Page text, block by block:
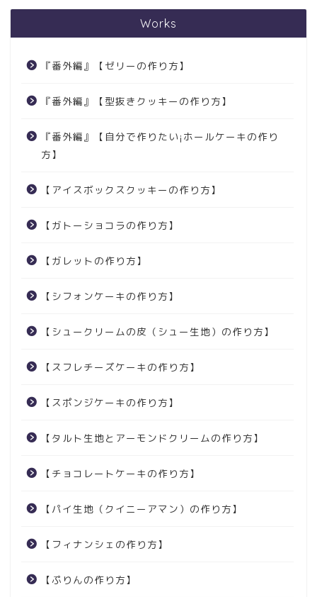
Works
『番外編』【ゼリーの作り方】
『番外編』【型抜きクッキーの作り方】
『番外編』【自分で作りたい¡ホールケーキの作り
方】
【アイスボックスクッキーの作り方】
【ガトーショコラの作り方】
【ガレットの作り方】
【シフォンケーキの作り方】
【シュークリームの皮（シュー生地）の作り方】
【スフレチーズケーキの作り方】
【スポンジケーキの作り方】
【タルト生地とアーモンドクリームの作り方】
【チョコレートケーキの作り方】
【パイ生地（クイニーアマン）の作り方】
【フィナンシェの作り方】
【ぷりんの作り方】